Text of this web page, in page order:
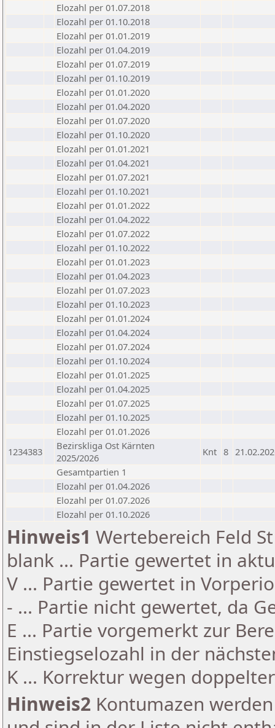
Elozahl per 01.07.2018
Elozahl per 01.10.2018
Elozahl per 01.01.2019
Elozahl per 01.04.2019
Elozahl per 01.07.2019
Elozahl per 01.10.2019
Elozahl per 01.01.2020
Elozahl per 01.04.2020
Elozahl per 01.07.2020
Elozahl per 01.10.2020
Elozahl per 01.01.2021
Elozahl per 01.04.2021
Elozahl per 01.07.2021
Elozahl per 01.10.2021
Elozahl per 01.01.2022
Elozahl per 01.04.2022
Elozahl per 01.07.2022
Elozahl per 01.10.2022
Elozahl per 01.01.2023
Elozahl per 01.04.2023
Elozahl per 01.07.2023
Elozahl per 01.10.2023
Elozahl per 01.01.2024
Elozahl per 01.04.2024
Elozahl per 01.07.2024
Elozahl per 01.10.2024
Elozahl per 01.01.2025
Elozahl per 01.04.2025
Elozahl per 01.07.2025
Elozahl per 01.10.2025
Elozahl per 01.01.2026
1234383
Bezirskliga Ost Kärnten
2025/2026
Knt 8
Gesamtpartien 1
Elozahl per 01.04.2026
Elozahl per 01.07.2026
Elozahl per 01.10.2026
Hinweis1 Wertebereich Feld
blank ... Partie gewertet in
V ... Partie gewertet in
- ... Partie nicht gewertet, da
E ... Partie vorgemerkt zur
Einstiegselozahl in der
K ... Korrektur wegen
Hinweis2 Kontumazen